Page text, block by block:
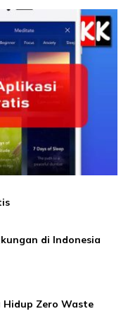
di Indonesia
Hidup Zero Waste